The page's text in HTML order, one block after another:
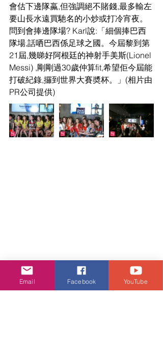
會估下邊隊蠃,但強調絕不賭錢,最多輸左
要山長水遠買馳名的小炒或打冷宵夜。
問到會捧邊隊場? Karl說:「細個捧巴西
隊場,話哂巴西係足球之國。今屆黎到第
21屆,幾睇好阿根廷的神射手美斯(Lionel
Messi) ,剛剛過30歲仲算fit,希望佢今屆能
打破紀錄,攞到世界大賽奬杯。」(相片由
PR公司提供)
娛樂頭條
Email Facebook YouTube